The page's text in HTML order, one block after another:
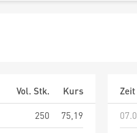
Vol. Stk.
Kurs
250
75,19
Zeit